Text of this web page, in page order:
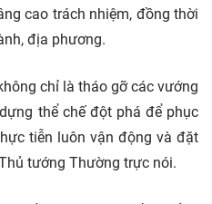
cao trách nhiệm, đồng thời
địa phương.
chỉ là tháo gỡ các vướng
thể chế đột phá để phục
tiễn luôn vận động và đặt
tướng Thường trực nói.